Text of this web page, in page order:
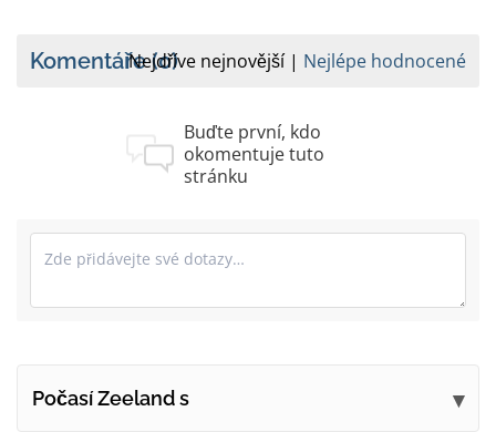
Komentáře(0)
Nejdříve nejnovější Nejlépe hodnocené
Buďte první, kdo
okomentuje tuto
stránku
Počasí Zeeland s